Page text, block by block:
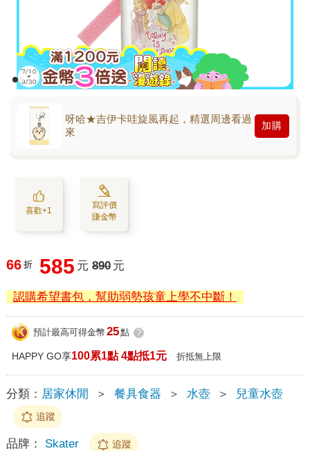
呀哈★吉伊卡哇旋風再起，精選周邊看過
來
加購
喜歡+1
寫評價
賺金幣
66 折 585 元 890 元
認購希望書包，幫助弱勢孩童上學不中斷！
預計最高可得金幣 25點 ?
HAPPY GO享100累1點 4點抵1元 折抵無上限
分類： 居家休閒 ＞ 餐具食器 ＞ 水壺 ＞ 兒童水壺
追蹤
品牌： Skater 追蹤